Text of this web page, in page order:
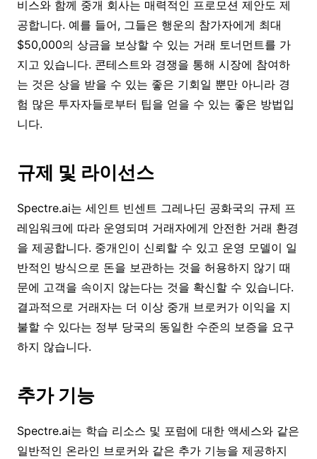
비스와 함께 중개 회사는 매력적인 프로모션 제안도 제
공합니다. 예를 들어, 그들은 행운의 참가자에게 최대
$50,000의 상금을 보상할 수 있는 거래 토너먼트를 가
지고 있습니다. 콘테스트와 경쟁을 통해 시장에 참여하
는 것은 상을 받을 수 있는 좋은 기회일 뿐만 아니라 경
험 많은 투자자들로부터 팁을 얻을 수 있는 좋은 방법입
니다.
규제 및 라이선스
Spectre.ai는 세인트 빈센트 그레나딘 공화국의 규제 프
레임워크에 따라 운영되며 거래자에게 안전한 거래 환경
을 제공합니다. 중개인이 신뢰할 수 있고 운영 모델이 일
반적인 방식으로 돈을 보관하는 것을 허용하지 않기 때
문에 고객을 속이지 않는다는 것을 확신할 수 있습니다.
결과적으로 거래자는 더 이상 중개 브로커가 이익을 지
불할 수 있다는 정부 당국의 동일한 수준의 보증을 요구
하지 않습니다.
추가 기능
Spectre.ai는 학습 리소스 및 포럼에 대한 액세스와 같은
일반적인 온라인 브로커와 같은 추가 기능을 제공하지